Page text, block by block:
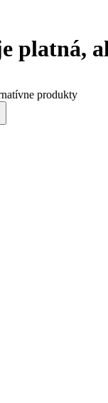
platná,
produkty